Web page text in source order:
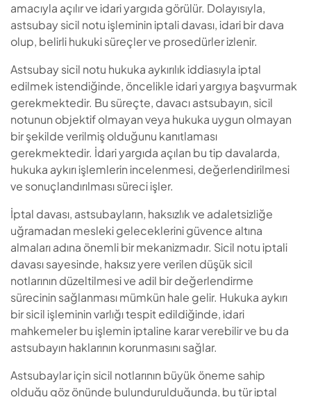
amacıyla açılır ve idari yargıda görülür. Dolayısıyla,
astsubay sicil notu işleminin iptali davası, idari bir dava
olup, belirli hukuki süreçler ve prosedürler izlenir.
Astsubay sicil notu hukuka aykırılık iddiasıyla iptal
edilmek istendiğinde, öncelikle idari yargıya başvurmak
gerekmektedir. Bu süreçte, davacı astsubayın, sicil
notunun objektif olmayan veya hukuka uygun olmayan
bir şekilde verilmiş olduğunu kanıtlaması
gerekmektedir. İdari yargıda açılan bu tip davalarda,
hukuka aykırı işlemlerin incelenmesi, değerlendirilmesi
ve sonuçlandırılması süreci işler.
İptal davası, astsubayların, haksızlık ve adaletsizliğe
uğramadan mesleki geleceklerini güvence altına
almaları adına önemli bir mekanizmadır. Sicil notu iptali
davası sayesinde, haksız yere verilen düşük sicil
notlarının düzeltilmesi ve adil bir değerlendirme
sürecinin sağlanması mümkün hale gelir. Hukuka aykırı
bir sicil işleminin varlığı tespit edildiğinde, idari
mahkemeler bu işlemin iptaline karar verebilir ve bu da
astsubayın haklarının korunmasını sağlar.
Astsubaylar için sicil notlarının büyük öneme sahip
olduğu göz önünde bulundurulduğunda, bu tür iptal